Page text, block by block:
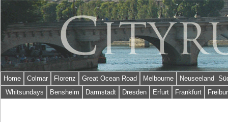
Home Colmar Florenz Great Ocean Road Melbourne
Neuseeland
Whitsundays
Bensheim Darmstadt Dresden Erfurt Frankfurt